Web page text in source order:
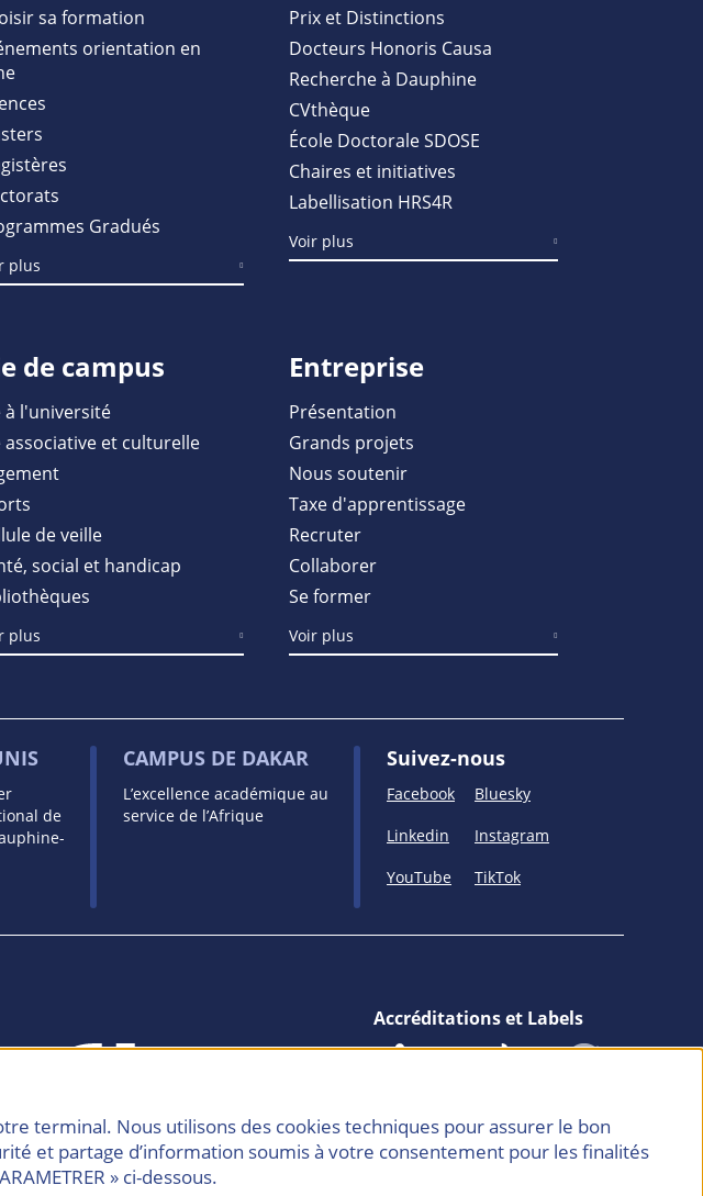
terminal. Nous utilisons des cookies techniques pour assurer le bon
et partage d’information soumis à votre consentement pour les finalités
» ci-dessous.
sa formation
orientation en
Gradués
plus
Prix et Distinctions
Docteurs Honoris Causa
Recherche à Dauphine
CVthèque
École Doctorale SDOSE
Chaires et initiatives
Labellisation HRS4R
Voir plus
de campus
à l'université
associative et culturelle
de veille
social et handicap
plus
Entreprise
Présentation
Grands projets
Nous soutenir
Taxe d'apprentissage
Recruter
Collaborer
Se former
Voir plus
de
CAMPUS DE DAKAR
L’excellence académique au
service de l’Afrique
Suivez-nous
Facebook
Bluesky
Linkedin
Instagram
YouTube
TikTok
Accréditations et Labels